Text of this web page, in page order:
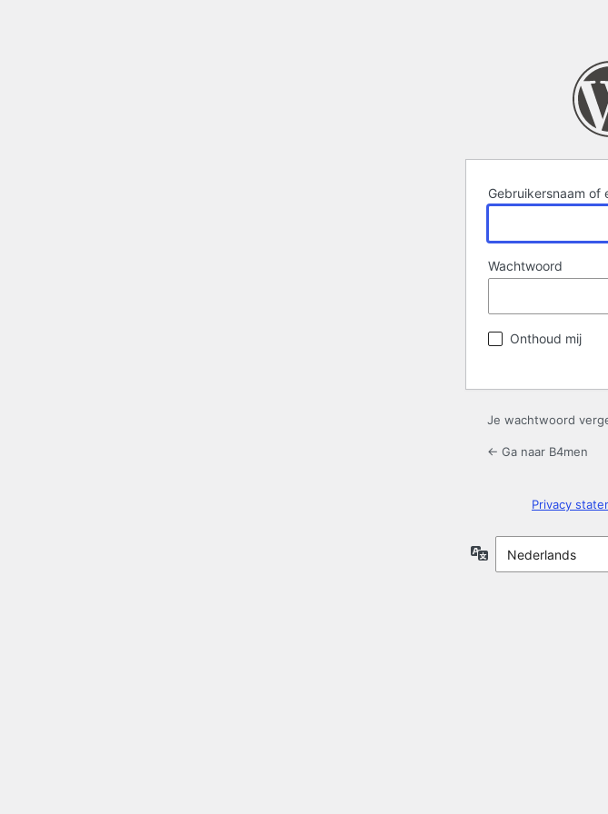
Gebruikersnaam of
Wachtwoord
Onthoud mij
Je wachtwoord
← Ga naar B4men
Privacy
Taal